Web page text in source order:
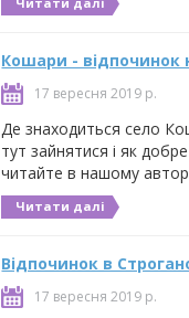
Кошари - відпочинок
17 вересня 2019 р.
Де знаходиться село
тут зайнятися і як
читайте в нашому
Читати далі
Відпочинок в
17 вересня 2019 р.